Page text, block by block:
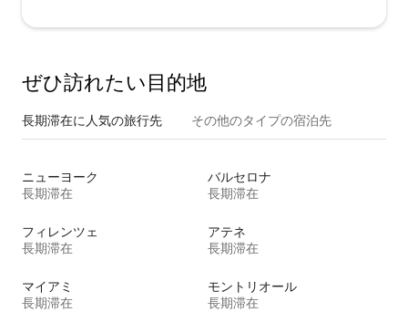
ぜひ訪⁠れ⁠た⁠い目⁠的⁠地
長期滞在に人気の旅行先 その他のタ⁠イ⁠プ⁠の宿⁠泊⁠先
ニューヨーク
長期滞在
バルセロナ
長期滞在
フィレンツェ
長期滞在
アテネ
長期滞在
マイアミ
長期滞在
モントリオール
長期滞在